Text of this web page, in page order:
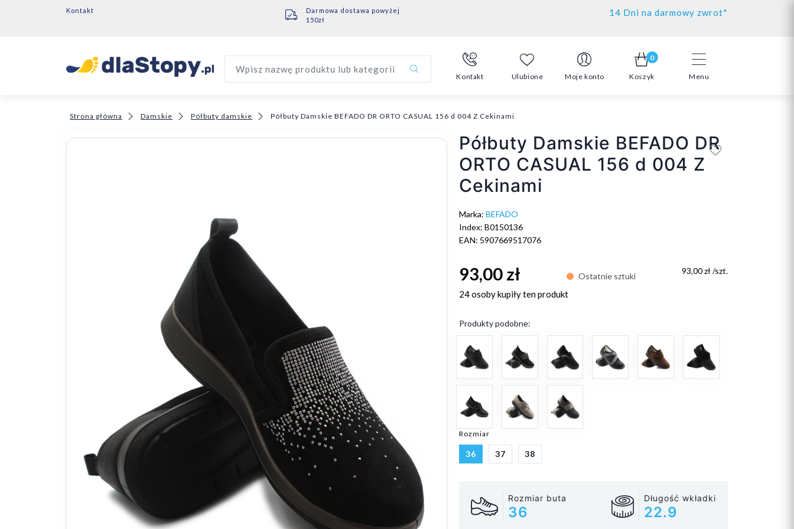
Kontakt
Darmowa dostawa powyżej
150zł
14 Dni na darmowy zwrot*
Menu
Wpisz nazwę produktu lub kategorii
Kontakt Ulubione Moje konto
0
Koszyk
Strona główna Damskie Półbuty damskie Półbuty Damskie BEFADO DR ORTO CASUAL 156 d 004 Z Cekinami
Półbuty Damskie BEFADO DR
ORTO CASUAL 156 d 004 Z
Cekinami
Marka: BEFADO
Index: B0150136
EAN: 5907669517076
93,00 zł Ostatnie sztuki
93,00 zł /szt.
24 osobykupiły ten produkt
Produkty podobne:
Rozmiar
36 37 38
Rozmiar buta
36
Długość wkładki
22.9